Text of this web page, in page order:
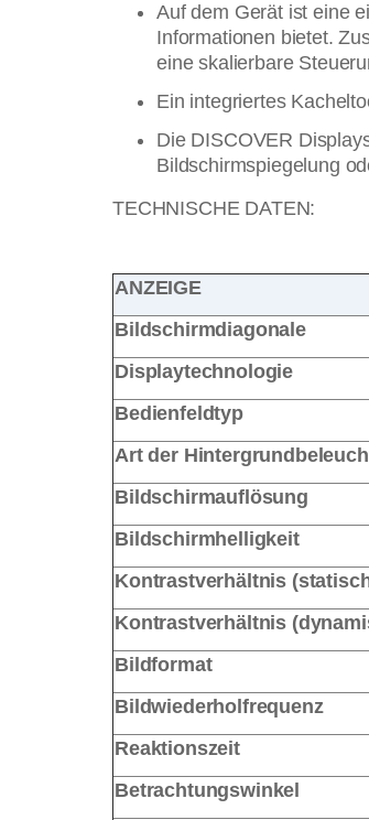
Auf dem Gerät ist eine
Informationen bietet.
eine skalierbare
Ein integriertes
Die DISCOVER
Bildschirmspiegelung
TECHNISCHE DATEN:
ANZEIGE
Bildschirmdiagonale
Displaytechnologie
Bedienfeldtyp
Art der
Bildschirmauflösung
Bildschirmhelligkeit
Kontrastverhältnis
Kontrastverhältnis
Bildformat
Bildwiederholfrequenz
Reaktionszeit
Betrachtungswinkel